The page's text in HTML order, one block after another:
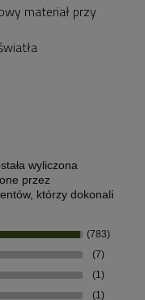
materiał przy
wyliczona
przez
którzy dokonali
(783)
(7)
(1)
(1)